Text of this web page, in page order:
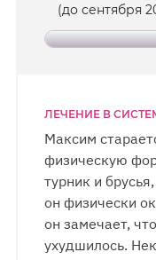
(до сентября
ЛЕЧЕНИЕ В
Максим
физическую
турник и
он физически
он замечает,
ухудшилось.